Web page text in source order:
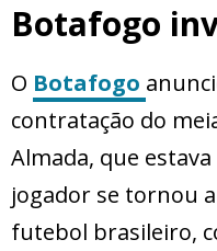
Botafogo
O Botafogo
contratação do
Almada, que
jogador se tornou
futebol brasileiro,